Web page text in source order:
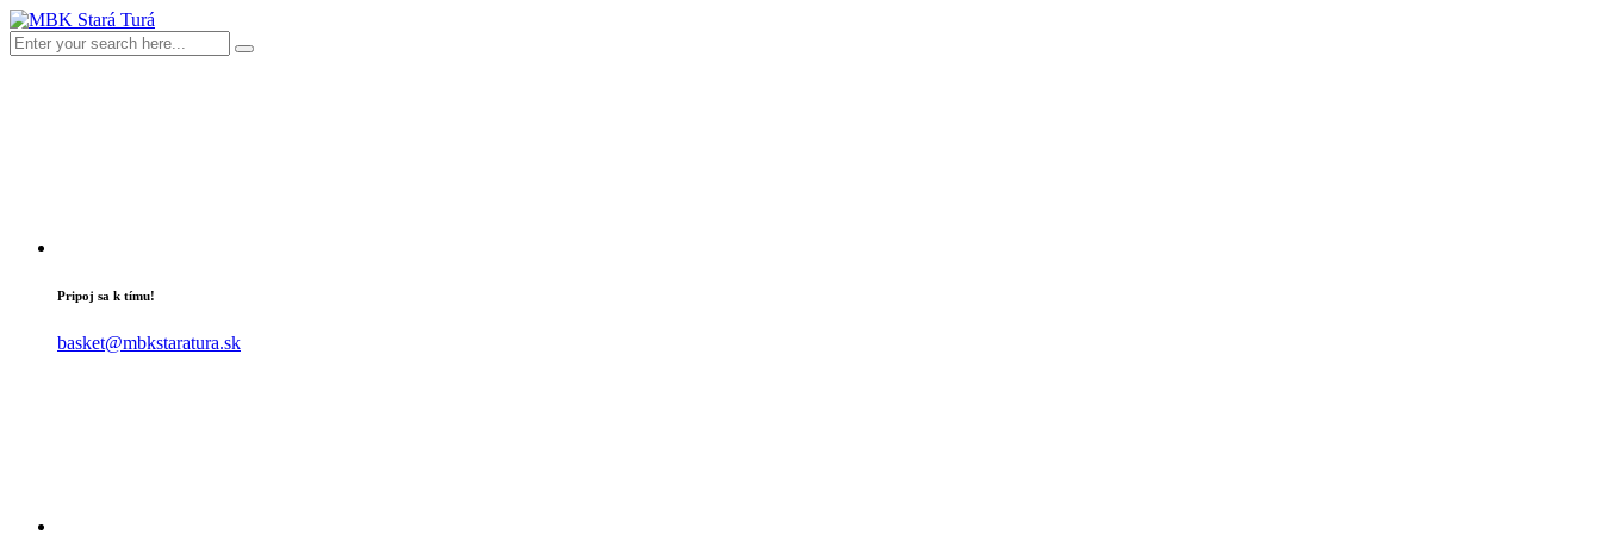
Pripoj sa k tímu!
basket@mbkstaratura.sk